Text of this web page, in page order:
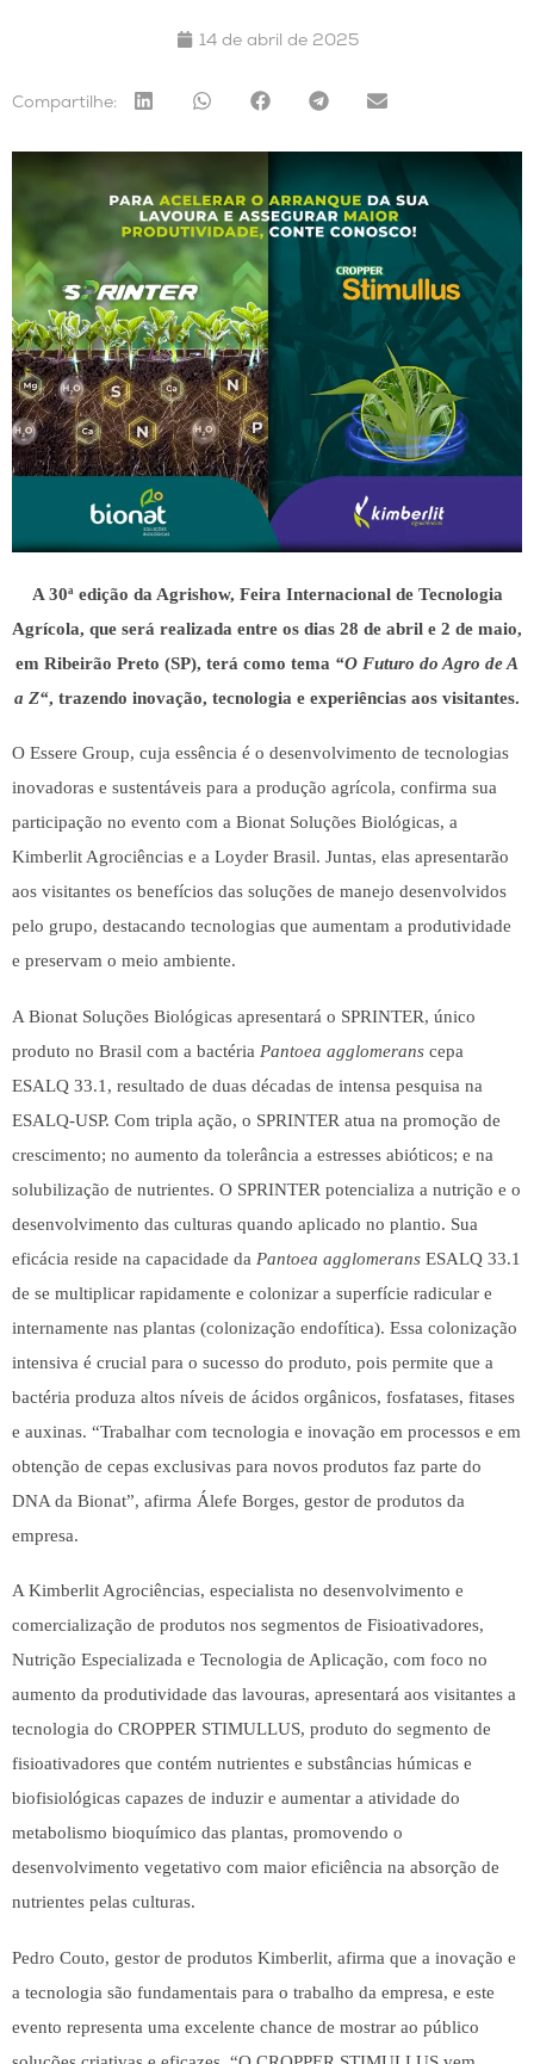
14 de abril de 2025
Compartilhe:
A 30ª edição da Agrishow, Feira Internacional de Tecnologia
Agrícola, que será realizada entre os dias 28 de abril e 2 de maio,
em Ribeirão Preto (SP), terá como tema “O Futuro do Agro de A
a Z“, trazendo inovação, tecnologia e experiências aos visitantes.
O Essere Group, cuja essência é o desenvolvimento de tecnologias
inovadoras e sustentáveis para a produção agrícola, confirma sua
participação no evento com a Bionat Soluções Biológicas, a
Kimberlit Agrociências e a Loyder Brasil. Juntas, elas apresentarão
aos visitantes os benefícios das soluções de manejo desenvolvidos
pelo grupo, destacando tecnologias que aumentam a produtividade
e preservam o meio ambiente.
A Bionat Soluções Biológicas apresentará o SPRINTER, único
produto no Brasil com a bactéria Pantoea agglomerans cepa
ESALQ 33.1, resultado de duas décadas de intensa pesquisa na
ESALQ-USP. Com tripla ação, o SPRINTER atua na promoção de
crescimento; no aumento da tolerância a estresses abióticos; e na
solubilização de nutrientes. O SPRINTER potencializa a nutrição e o
desenvolvimento das culturas quando aplicado no plantio. Sua
eficácia reside na capacidade da Pantoea agglomerans ESALQ 33.1
de se multiplicar rapidamente e colonizar a superfície radicular e
internamente nas plantas (colonização endofítica). Essa colonização
intensiva é crucial para o sucesso do produto, pois permite que a
bactéria produza altos níveis de ácidos orgânicos, fosfatases, fitases
e auxinas. “Trabalhar com tecnologia e inovação em processos e em
obtenção de cepas exclusivas para novos produtos faz parte do
DNA da Bionat”, afirma Álefe Borges, gestor de produtos da
empresa.
AKimberlit Agrociências, especialista no desenvolvimento e
comercialização de produtos nos segmentos de Fisioativadores,
Nutrição Especializada e Tecnologia de Aplicação, com foco no
aumento da produtividade das lavouras, apresentará aos visitantes a
tecnologia do CROPPER STIMULLUS, produto do segmento de
fisioativadores que contém nutrientes e substâncias húmicas e
biofisiológicas capazes de induzir e aumentar a atividade do
metabolismo bioquímico das plantas, promovendo o
desenvolvimento vegetativo com maior eficiência na absorção de
nutrientes pelas culturas.
Pedro Couto, gestor de produtos Kimberlit, afirma que a inovação e
a tecnologia são fundamentais para o trabalho da empresa, e este
evento representa uma excelente chance de mostrar ao público